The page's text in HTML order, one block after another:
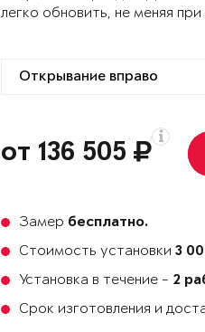
легко обновить, не меняя
от 136 505
Замер бесплатно.
Стоимость установки3
Установка в течение - 2
Срок изготовления и